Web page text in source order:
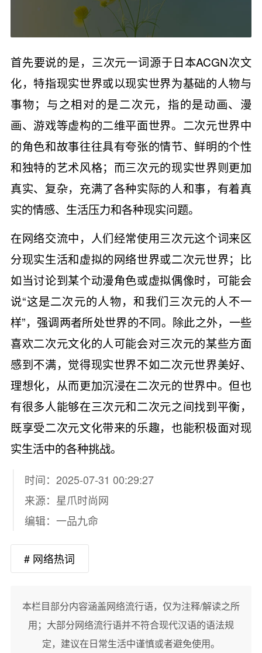
首先要说的是，三次元一词源于日本ACGN次文
化，特指现实世界或以现实世界为基础的人物与
事物；与之相对的是二次元，指的是动画、漫
画、游戏等虚构的二维平面世界。二次元世界中
的角色和故事往往具有夸张的情节、鲜明的个性
和独特的艺术风格；而三次元的现实世界则更加
真实、复杂，充满了各种实际的人和事，有着真
实的情感、生活压力和各种现实问题。
在网络交流中，人们经常使用三次元这个词来区
分现实生活和虚拟的网络世界或二次元世界；比
如当讨论到某个动漫角色或虚拟偶像时，可能会
说“这是二次元的人物，和我们三次元的人不一
样”，强调两者所处世界的不同。除此之外，一些
喜欢二次元文化的人可能会对三次元的某些方面
感到不满，觉得现实世界不如二次元世界美好、
理想化，从而更加沉浸在二次元的世界中。但也
有很多人能够在三次元和二次元之间找到平衡，
既享受二次元文化带来的乐趣，也能积极面对现
实生活中的各种挑战。
时间：2025-07-31 00:29:27
来源： 星爪时尚网
编辑：一品九命
# 网络热词
本栏目部分内容涵盖网络流行语，仅为注释/解读之所
用；大部分网络流行语并不符合现代汉语的语法规
定，建议在日常生活中谨慎或者避免使用。